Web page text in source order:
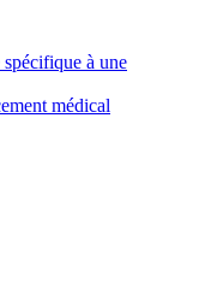
à une
médical